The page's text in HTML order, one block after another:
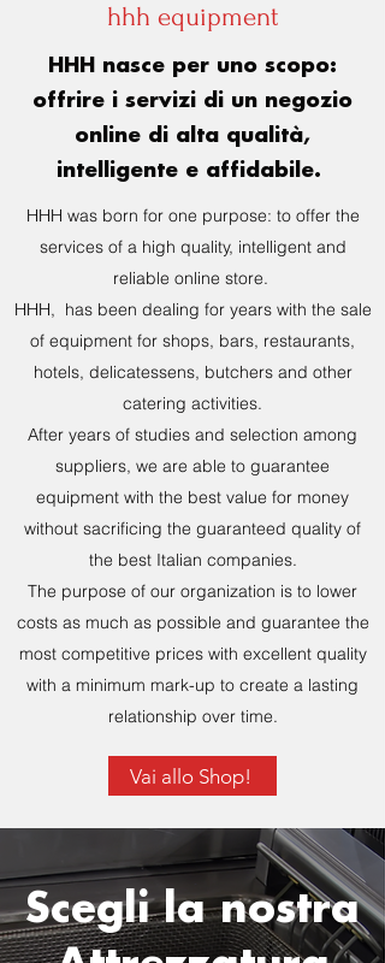
hhh equipment
HHH nasce per uno scopo:
offrire i servizi di un negozio
online di alta qualità,
intelligente e affidabile.
HHH was born for one purpose: to offer the
services of a high quality, intelligent and
reliable online store.
HHH, has been dealing for years with the sale
of equipment for shops, bars, restaurants,
hotels, delicatessens, butchers and other
catering activities.
After years of studies and selection among
suppliers, we are able to guarantee
equipment with the best value for money
without sacrificing the guaranteed quality of
the best Italian companies.
The purpose of our organization is to lower
costs as much as possible and guarantee the
most competitive prices with excellent quality
with a minimum mark-up to create a lasting
relationship over time.
Vai allo Shop!
Scegli la nostra